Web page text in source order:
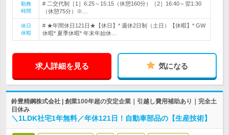
勤務
時間
# 二交代制［1］6:25～15:15（休憩160分）［2］16:40～翌1:30
（休憩75分）※…
休日
休暇
# ★年間休日121日★【休日】* 週休2日制（土日）【休暇】* GW
休暇* 夏季休暇* 年末年始休…
求人詳細を見る 気になる
鈴豊精鋼株式会社 | 創業100年超の安定企業｜引越し費用補助あり｜完全土
日休み
＼1LDK社宅1年無料／年休121日！自動車部品の【生産技術】